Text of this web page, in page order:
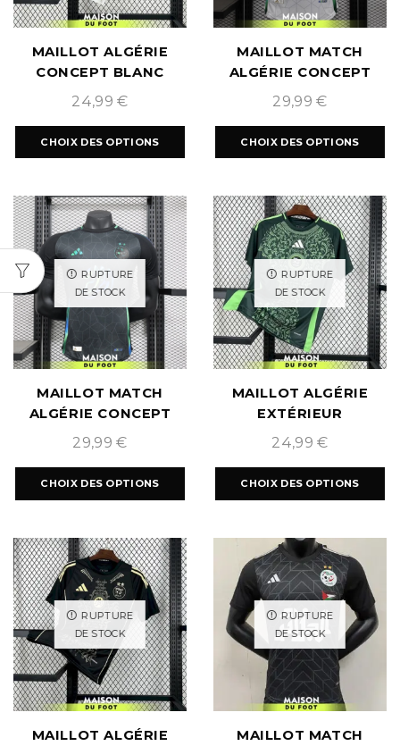
MAILLOT ALGÉRIE
CONCEPT BLANC
DORÉ 2024/2025
24,99€
CHOIX DES OPTIONS
MAILLOT MATCH
ALGÉRIE CONCEPT
WHITE 2025/2026
29,99€
CHOIX DES OPTIONS
RUPTURE
DE STOCK
MAILLOT MATCH
ALGÉRIE CONCEPT
BLACK 2025/2026
29,99€
CHOIX DES OPTIONS
RUPTURE
DE STOCK
MAILLOT ALGÉRIE
EXTÉRIEUR
2024/2025
24,99€
CHOIX DES OPTIONS
RUPTURE
DE STOCK
MAILLOT ALGÉRIE
RUPTURE
DE STOCK
MAILLOT MATCH